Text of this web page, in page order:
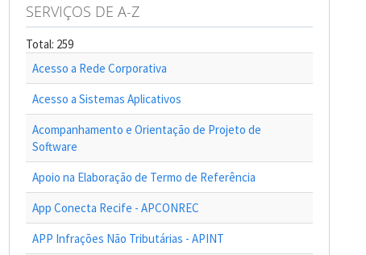
SERVIÇOS DE A-Z
Total: 259
Acesso a Rede Corporativa
Acesso a Sistemas Aplicativos
Acompanhamento e Orientação de Projeto de
Software
Apoio na Elaboração de Termo de Referência
App Conecta Recife - APCONREC
APP Infrações Não Tributárias - APINT